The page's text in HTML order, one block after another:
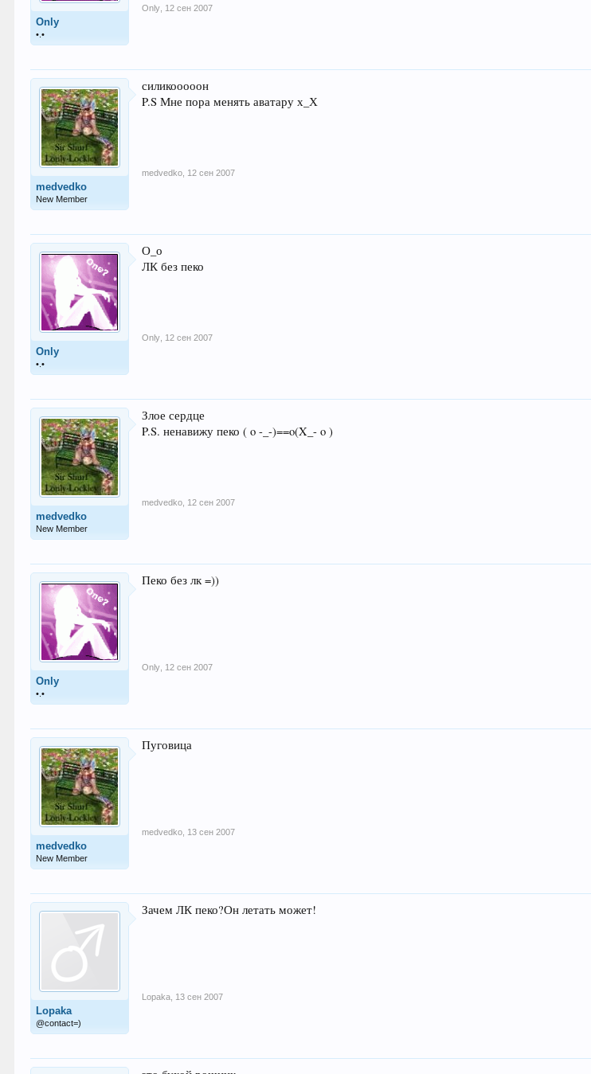
Only
•.•
Only 12 сен 2007
medvedko
New Member
силикооооон
P.S Мне пора менять аватару х_Х
medvedko 12 сен 2007
Only
•.•
О_о
ЛК без пеко
Only 12 сен 2007
medvedko
New Member
Злое сердце
P.S. ненавижу пеко ( o -_-)==o(X_- o )
medvedko 12 сен 2007
Only
•.•
Пеко без лк =))
Only 12 сен 2007
medvedko
New Member
Пуговица
medvedko 13 сен 2007
Lopaka
@contact=)
Зачем ЛК пеко?Он летать может!
Lopaka 13 сен 2007